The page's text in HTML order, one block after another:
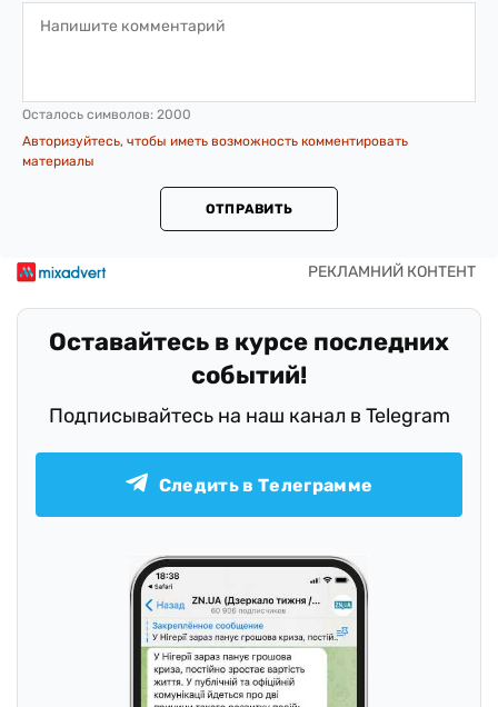
Осталось символов: 2000
Авторизуйтесь, чтобы иметь возможность комментировать
материалы
ОТПРАВИТЬ
Оставайтесь в курсе последних
событий!
Подписывайтесь на наш канал в Telegram
Следить в Телеграмме